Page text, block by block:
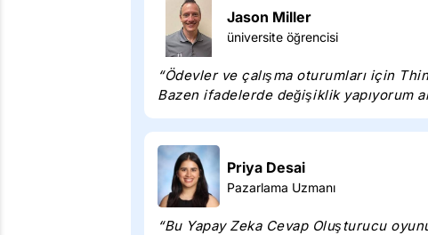
Jason Miller
üniversite öğrencisi
“Ödevler ve çalışma oturumları için
Bazen ifadelerde değişiklik yapıyorum
Priya Desai
Pazarlama Uzmanı
“Bu Yapay Zeka Cevap Oluşturucu